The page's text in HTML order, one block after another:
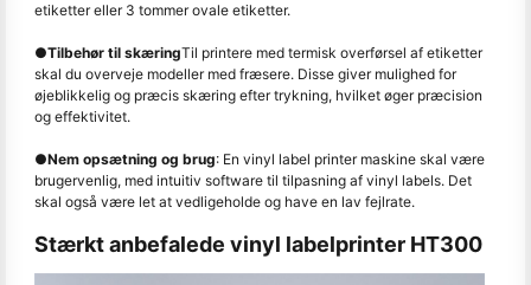
etiketter eller 3 tommer ovale etiketter.
●Tilbehør til skæringTil printere med termisk overførsel af etiketter
skal du overveje modeller med fræsere. Disse giver mulighed for
øjeblikkelig og præcis skæring efter trykning, hvilket øger præcision
og effektivitet.
●Nem opsætning og brug: En vinyl label printer maskine skal være
brugervenlig, med intuitiv software til tilpasning af vinyl labels. Det
skal også være let at vedligeholde og have en lav fejlrate.
Stærkt anbefalede vinyl labelprinter HT300